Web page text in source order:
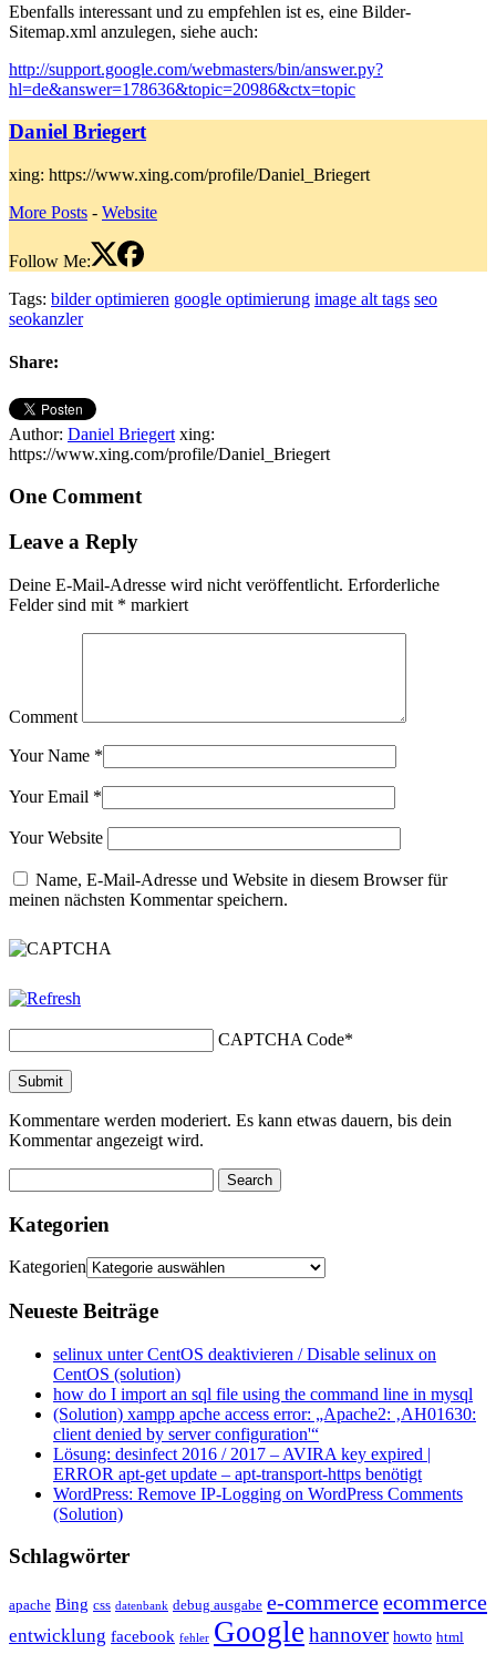
Ebenfalls interessant und zu empfehlen ist es, eine Bilder-
Sitemap.xml anzulegen, siehe auch:
http://support.google.com/webmasters/bin/answer.py?
hl=de&answer=178636&topic=20986&ctx=topic
Daniel Briegert
xing: https://www.xing.com/profile/Daniel_Briegert
More Posts - Website
Follow Me:
Tags: bilder optimieren google optimierung image alt tags seo
seokanzler
Share:
Author: Daniel Briegert xing:
https://www.xing.com/profile/Daniel_Briegert
One Comment
Leave a Reply
Deine E-Mail-Adresse wird nicht veröffentlicht. Erforderliche
Felder sind mit * markiert
Comment
Your Name *
Your Email *
Your Website
Name, E-Mail-Adresse und Website in diesem Browser für
meinen nächsten Kommentar speichern.
CAPTCHA Code*
Kommentare werden moderiert. Es kann etwas dauern, bis dein
Kommentar angezeigt wird.
Kategorien
Kategorien
Neueste Beiträge
selinux unter CentOS deaktivieren / Disable selinux on
CentOS (solution)
how do I import an sql file using the command line in mysql
(Solution) xampp apche access error: „Apache2: ‚AH01630:
client denied by server configuration'“
Lösung: desinfect 2016 / 2017 – AVIRA key expired |
ERROR apt-get update – apt-transport-https benötigt
WordPress: Remove IP-Logging on WordPress Comments
(Solution)
Schlagwörter
apache Bing css datenbank debug ausgabe e-commerceecommerce
entwicklung facebook fehler Google hannover howto html